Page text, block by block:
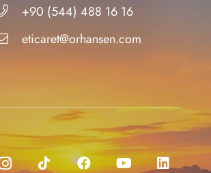
+90 (544) 488 16 16
eticaret@orhansen.com